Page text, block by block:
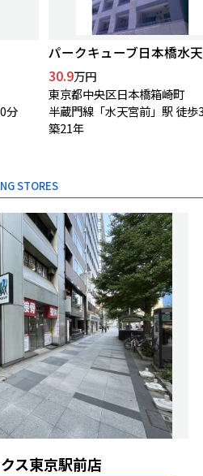
分
パークキューブ日本橋水
30.9万円
東京都中央区日本橋箱崎町
半蔵門線「水天宮前」駅 徒歩
築21年
STORES
ス東京駅前店